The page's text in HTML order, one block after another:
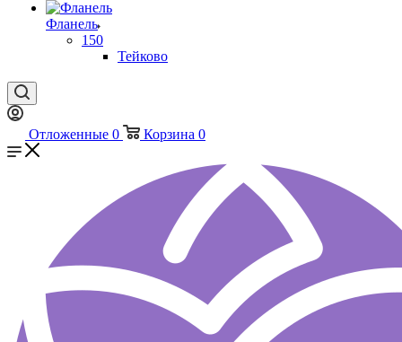
Фланель
150
Тейково
Отложенные 0 Корзина 0